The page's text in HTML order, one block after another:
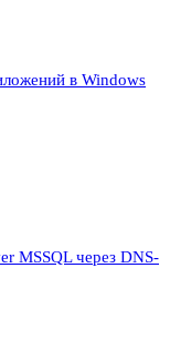
в Windows
MSSQL через DNS-